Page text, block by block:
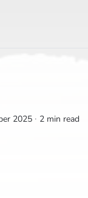
2025 ∙ 2 min read